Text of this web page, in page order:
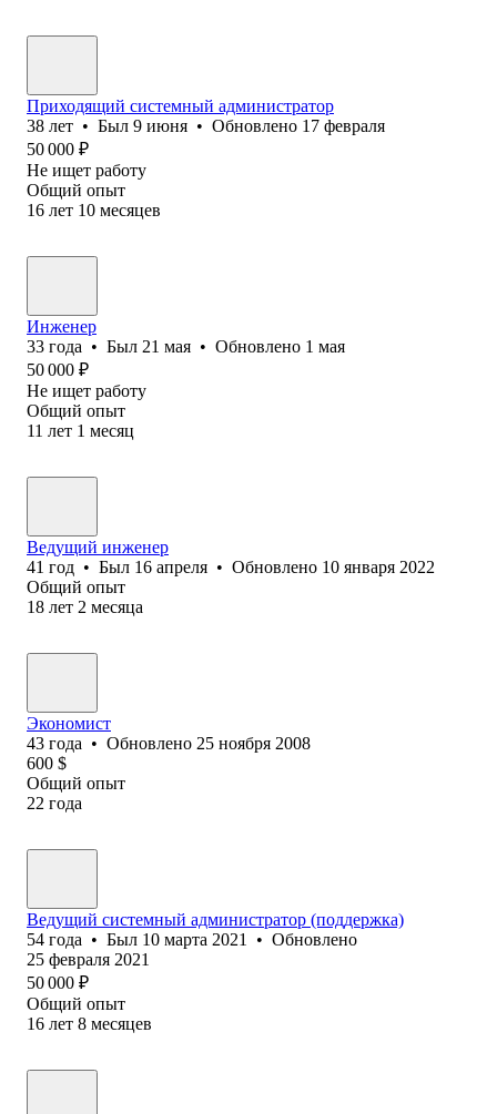
Приходящий системный администратор
38 лет • Был 9 июня • Обновлено 17 февраля
50 000 ₽
Не ищет работу
Общий опыт
16 лет 10 месяцев
Инженер
33 года • Был 21 мая • Обновлено 1 мая
50 000 ₽
Не ищет работу
Общий опыт
11 лет 1 месяц
Ведущий инженер
41 год • Был 16 апреля • Обновлено 10 января 2022
Общий опыт
18 лет 2 месяца
Экономист
43 года • Обновлено 25 ноября 2008
600 $
Общий опыт
22 года
Ведущий системный администратор (поддержка)
54 года • Был 10 марта 2021 • Обновлено
25 февраля 2021
50 000 ₽
Общий опыт
16 лет 8 месяцев